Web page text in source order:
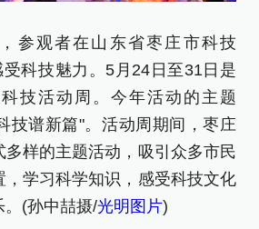
参观者在山东省枣庄市科技
科技魅力。5月24日至31日是
技活动周。今年活动的主题
技谱新篇"。活动周期间，枣庄
样的主题活动，吸引众多市民
，学习科学知识，感受科技文化
。(孙中喆摄/光明图片)